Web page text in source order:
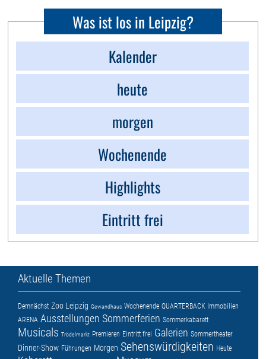
Was ist los in Leipzig?
Kalender
heute
morgen
Wochenende
Highlights
Eintritt frei
Aktuelle Themen
Demnächst Zoo Leipzig Gewandhaus Wochenende QUARTERBACK Immobilien
ARENA Ausstellungen Sommerferien Sommerkabarett
Musicals Trödelmarkt Premieren Eintritt frei Galerien Sommertheater
Dinner-Show Führungen Morgen Sehenswürdigkeiten Heute